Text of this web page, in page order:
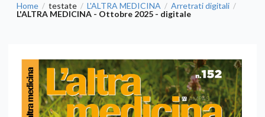
Home / testate / L'ALTRA MEDICINA / Arretrati digitali /
L'ALTRA MEDICINA - Ottobre 2025 - digitale